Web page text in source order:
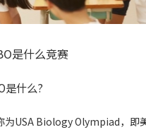
是什么竞赛
是什么?
为USA Biology Olympiad，即